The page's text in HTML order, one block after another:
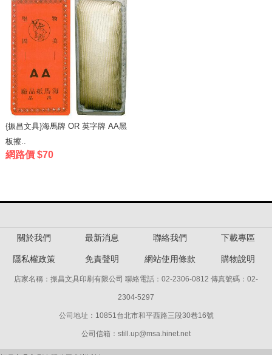
{振昌文具}海馬牌 OR 英字牌 AA黑
板擦..
網路價 $70
關於我們 最新消息 聯絡我們 下載專區
隱私權政策 免責聲明 網站使用條款 購物說明
店家名稱：振昌文具印刷有限公司 聯絡電話：02-2306-0812 傳真號碼：02-
2304-5297
公司地址：10851台北市和平西路三段30巷16號
公司信箱：still.up@msa.hinet.net